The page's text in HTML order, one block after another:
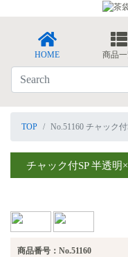
HOME 商品
TOP No.51160 チャック
チャック付SP 半透明
商品番号：No.51160